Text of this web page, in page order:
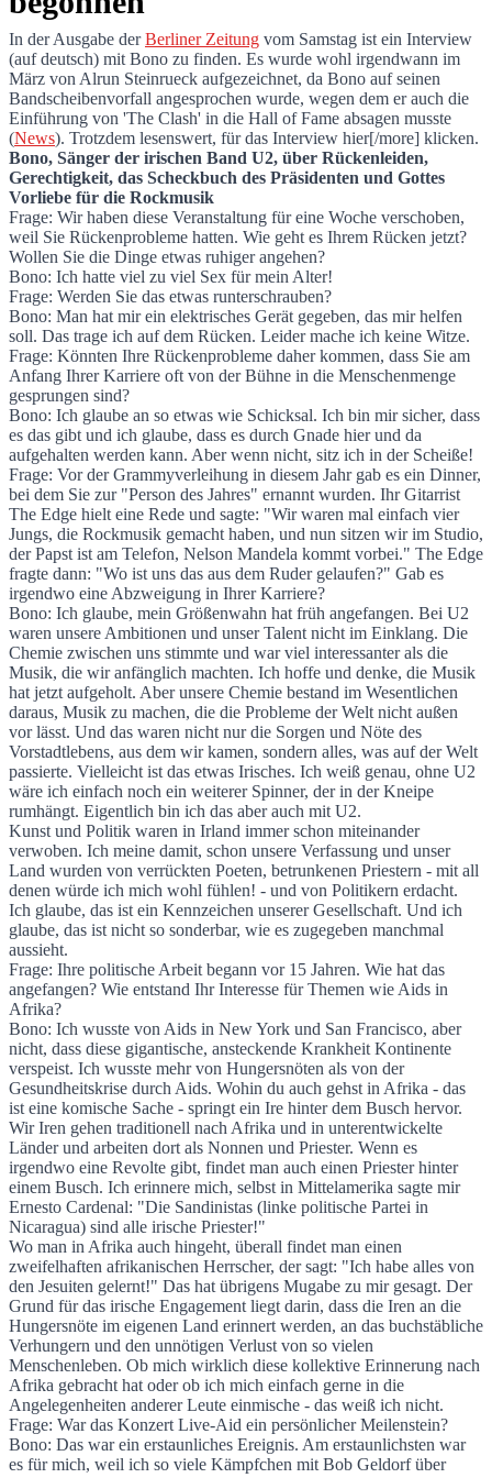
Bono im Interview: "Mein Größenwahn
In der Ausgabe derBerliner Zeitung vom Samstag ist ein Interview
(auf deutsch) mit Bono zu finden. Es wurde wohl irgendwann im
März von Alrun Steinrueck aufgezeichnet, da Bono auf seinen
Bandscheibenvorfall angesprochen wurde, wegen dem er auch die
Einführung von 'The Clash' in die Hall of Fame absagen musste
(News). Trotzdem lesenswert, für das Interview hier[/more] klicken.
Bono, Sänger der irischen Band U2, über Rückenleiden,
Gerechtigkeit, das Scheckbuch des Präsidenten und Gottes
Vorliebe für die Rockmusik
Frage: Wir haben diese Veranstaltung für eine Woche verschoben,
weil Sie Rückenprobleme hatten. Wie geht es Ihrem Rücken jetzt?
Wollen Sie die Dinge etwas ruhiger angehen?
Bono: Ich hatte viel zu viel Sex für mein Alter!
Frage: Werden Sie das etwas runterschrauben?
Bono: Man hat mir ein elektrisches Gerät gegeben, das mir helfen
soll. Das trage ich auf dem Rücken. Leider mache ich keine Witze.
Frage: Könnten Ihre Rückenprobleme daher kommen, dass Sie am
Anfang Ihrer Karriere oft von der Bühne in die Menschenmenge
gesprungen sind?
Bono: Ich glaube an so etwas wie Schicksal. Ich bin mir sicher, dass
es das gibt und ich glaube, dass es durch Gnade hier und da
aufgehalten werden kann. Aber wenn nicht, sitz ich in der Scheiße!
Frage: Vor der Grammyverleihung in diesem Jahr gab es ein Dinner,
bei dem Sie zur "Person des Jahres" ernannt wurden. Ihr Gitarrist
The Edge hielt eine Rede und sagte: "Wir waren mal einfach vier
Jungs, die Rockmusik gemacht haben, und nun sitzen wir im Studio,
der Papst ist am Telefon, Nelson Mandela kommt vorbei." The Edge
fragte dann: "Wo ist uns das aus dem Ruder gelaufen?" Gab es
irgendwo eine Abzweigung in Ihrer Karriere?
Bono: Ich glaube, mein Größenwahn hat früh angefangen. Bei U2
waren unsere Ambitionen und unser Talent nicht im Einklang. Die
Chemie zwischen uns stimmte und war viel interessanter als die
Musik, die wir anfänglich machten. Ich hoffe und denke, die Musik
hat jetzt aufgeholt. Aber unsere Chemie bestand im Wesentlichen
daraus, Musik zu machen, die die Probleme der Welt nicht außen
vor lässt. Und das waren nicht nur die Sorgen und Nöte des
Vorstadtlebens, aus dem wir kamen, sondern alles, was auf der Welt
passierte. Vielleicht ist das etwas Irisches. Ich weiß genau, ohne U2
wäre ich einfach noch ein weiterer Spinner, der in der Kneipe
rumhängt. Eigentlich bin ich das aber auch mit U2.
Kunst und Politik waren in Irland immer schon miteinander
verwoben. Ich meine damit, schon unsere Verfassung und unser
Land wurden von verrückten Poeten, betrunkenen Priestern - mit all
denen würde ich mich wohl fühlen! - und von Politikern erdacht.
Ich glaube, das ist ein Kennzeichen unserer Gesellschaft. Und ich
glaube, das ist nicht so sonderbar, wie es zugegeben manchmal
aussieht.
Frage: Ihre politische Arbeit begann vor 15 Jahren. Wie hat das
angefangen? Wie entstand Ihr Interesse für Themen wie Aids in
Afrika?
Bono: Ich wusste von Aids in New York und San Francisco, aber
nicht, dass diese gigantische, ansteckende Krankheit Kontinente
verspeist. Ich wusste mehr von Hungersnöten als von der
Gesundheitskrise durch Aids. Wohin du auch gehst in Afrika - das
ist eine komische Sache - springt ein Ire hinter dem Busch hervor.
Wir Iren gehen traditionell nach Afrika und in unterentwickelte
Länder und arbeiten dort als Nonnen und Priester. Wenn es
irgendwo eine Revolte gibt, findet man auch einen Priester hinter
einem Busch. Ich erinnere mich, selbst in Mittelamerika sagte mir
Ernesto Cardenal: "Die Sandinistas (linke politische Partei in
Nicaragua) sind alle irische Priester!"
Wo man in Afrika auch hingeht, überall findet man einen
zweifelhaften afrikanischen Herrscher, der sagt: "Ich habe alles von
den Jesuiten gelernt!" Das hat übrigens Mugabe zu mir gesagt. Der
Grund für das irische Engagement liegt darin, dass die Iren an die
Hungersnöte im eigenen Land erinnert werden, an das buchstäbliche
Verhungern und den unnötigen Verlust von so vielen
Menschenleben. Ob mich wirklich diese kollektive Erinnerung nach
Afrika gebracht hat oder ob ich mich einfach gerne in die
Angelegenheiten anderer Leute einmische - das weiß ich nicht.
Frage: War das Konzert Live-Aid ein persönlicher Meilenstein?
Bono: Das war ein erstaunliches Ereignis. Am erstaunlichsten war
es für mich, weil ich so viele Kämpfchen mit Bob Geldorf über